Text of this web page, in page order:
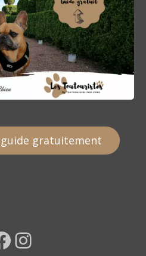
gratuitement
Instagram